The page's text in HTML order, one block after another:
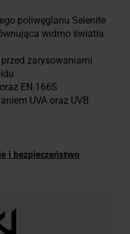
poliwęglanu Selenite
widmo światła
zarysowaniami
EN.166S
UVA oraz UVB
i bezpieczeństwo